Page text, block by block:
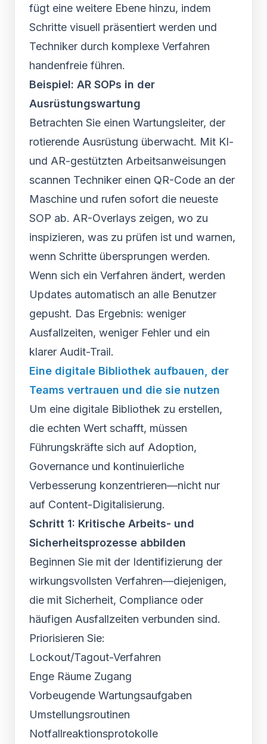
fügt eine weitere Ebene hinzu, indem
Schritte visuell präsentiert werden und
Techniker durch komplexe Verfahren
handenfreie führen.
Beispiel: AR SOPs in der
Ausrüstungswartung
Betrachten Sie einen Wartungsleiter, der
rotierende Ausrüstung überwacht. Mit KI-
und AR-gestützten Arbeitsanweisungen
scannen Techniker einen QR-Code an der
Maschine und rufen sofort die neueste
SOP ab. AR-Overlays zeigen, wo zu
inspizieren, was zu prüfen ist und warnen,
wenn Schritte übersprungen werden.
Wenn sich ein Verfahren ändert, werden
Updates automatisch an alle Benutzer
gepusht. Das Ergebnis: weniger
Ausfallzeiten, weniger Fehler und ein
klarer Audit-Trail.
Eine digitale Bibliothek aufbauen, der
Teams vertrauen und die sie nutzen
Um eine digitale Bibliothek zu erstellen,
die echten Wert schafft, müssen
Führungskräfte sich auf Adoption,
Governance und kontinuierliche
Verbesserung konzentrieren—nicht nur
auf Content-Digitalisierung.
Schritt 1: Kritische Arbeits- und
Sicherheitsprozesse abbilden
Beginnen Sie mit der Identifizierung der
wirkungsvollsten Verfahren—diejenigen,
die mit Sicherheit, Compliance oder
häufigen Ausfallzeiten verbunden sind.
Priorisieren Sie:
Lockout/Tagout-Verfahren
Enge Räume Zugang
Vorbeugende Wartungsaufgaben
Umstellungsroutinen
Notfallreaktionsprotokolle